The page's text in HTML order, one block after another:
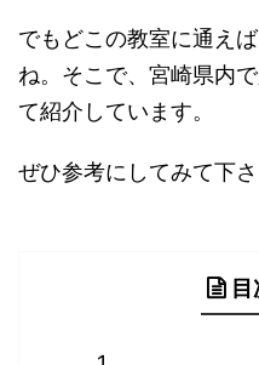
でもどこの教室に通え
ね。そこで、宮崎県内
て紹介しています。
ぜひ参考にしてみて下さ